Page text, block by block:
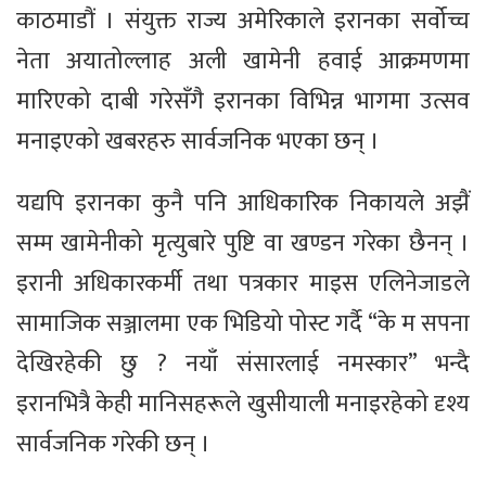
काठमाडौं । संयुक्त राज्य अमेरिकाले इरानका सर्वोच्च
नेता अयातोल्लाह अली खामेनी हवाई आक्रमणमा
मारिएको दाबी गरेसँगै इरानका विभिन्न भागमा उत्सव
मनाइएको खबरहरु सार्वजनिक भएका छन् ।
यद्यपि इरानका कुनै पनि आधिकारिक निकायले अझैं
सम्म खामेनीको मृत्युबारे पुष्टि वा खण्डन गरेका छैनन् ।
इरानी अधिकारकर्मी तथा पत्रकार माइस एलिनेजाडले
सामाजिक सञ्जालमा एक भिडियो पोस्ट गर्दै “के म सपना
देखिरहेकी छु ? नयाँ संसारलाई नमस्कार” भन्दै
इरानभित्रै केही मानिसहरूले खुसीयाली मनाइरहेको दृश्य
सार्वजनिक गरेकी छन् ।